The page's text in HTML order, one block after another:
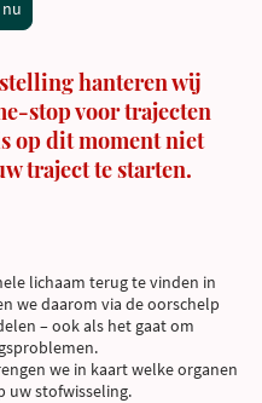
hanteren wij
stop voor trajecten
op dit moment niet
traject te starten.
lichaam terug te vinden in
we daarom via de oorschelp
– ook als het gaat om
we in kaart welke organen
uw stofwisseling.